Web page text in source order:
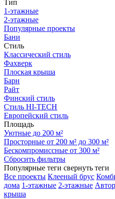
Тип
1-этажные
2-этажные
Популярные проекты
Бани
Стиль
Классический стиль
Фахверк
Плоская крыша
Барн
Райт
Финский стиль
Стиль HI-TECH
Европейский стиль
Площадь
Уютные до 200 м²
Просторные от 200 м² до 300 м²
Бескомпромиссные от 300 м²
Сбросить фильтры
Популярные теги свернуть теги
Все проекты Клееный брус
дома 1-этажные 2-этажные
крыша